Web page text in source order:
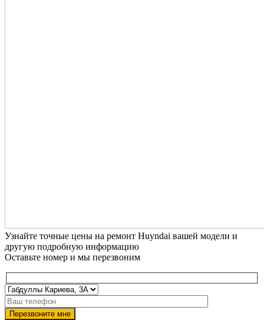
Узнайте точные цены на ремонт Huyndai вашей модели и
другую подробную информацию
Оставьте номер и мы перезвоним